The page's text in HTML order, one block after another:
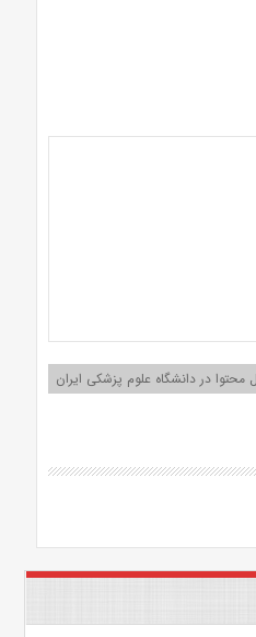
محتوا در دانشگاه علوم پزشکی ایران